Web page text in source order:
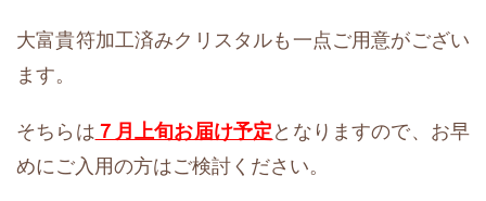
大富貴符加工済みクリスタルも一点ご用意がござい
ます。
そちらは ７月上旬お届け予定 となりますので、お早
めにご入用の方はご検討ください。